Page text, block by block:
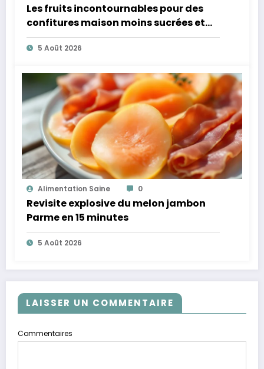
Les fruits incontournables pour des
confitures maison moins sucrées et
plus légères
5 Août 2026
Alimentation Saine 0
Revisite explosive du melon jambon
Parme en 15 minutes
5 Août 2026
LAISSER UN COMMENTAIRE
Commentaires